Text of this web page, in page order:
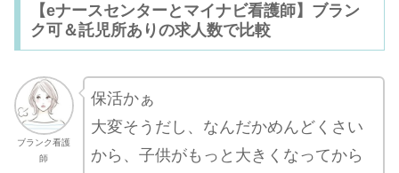
【eナースセンターとマイナビ看護師】ブラン
ク可＆託児所ありの求人数で比較
ブランク看護
師
保活かぁ
大変そうだし、なんだかめんどくさい
から、子供がもっと大きくなってから